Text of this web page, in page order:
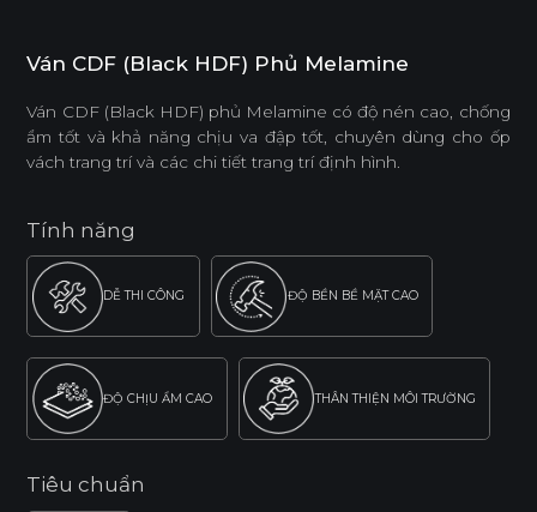
Ván CDF (Black HDF) Phủ Melamine
Ván CDF (Black HDF) phủ Melamine có độ nén cao, chống
ẩm tốt và khả năng chịu va đập tốt, chuyên dùng cho ốp
vách trang trí và các chi tiết trang trí định hình.
Tính năng
DỄ THI CÔNG ĐỘ BỀN BỀ MẶT CAO
ĐỘ CHỊU ẨM CAO THÂN THIỆN MÔI TRƯỜNG
Tiêu chuẩn